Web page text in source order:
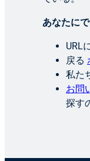
あなたに
URL
戻る
私た
お問
探す